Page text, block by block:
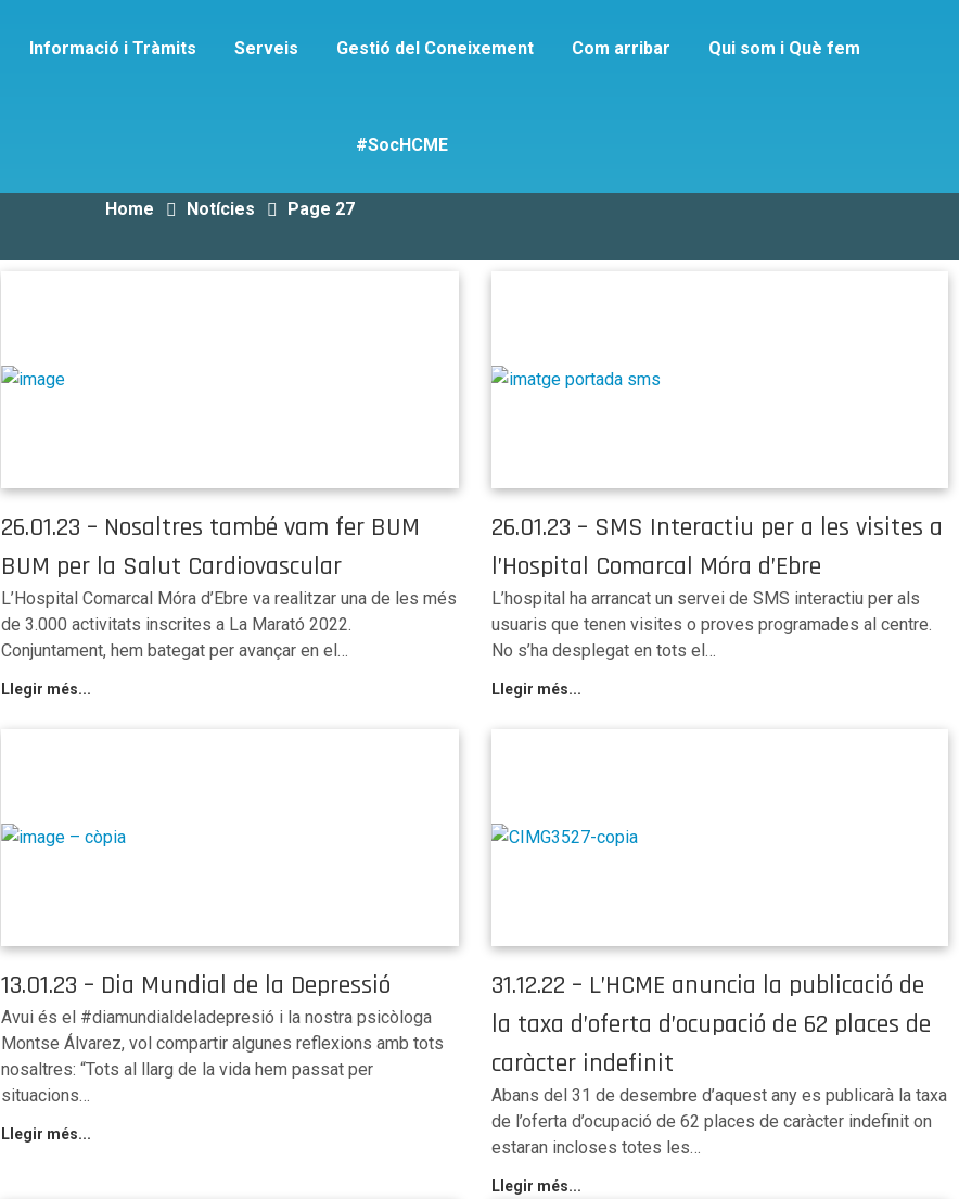
Informació i Tràmits Serveis Gestió del Coneixement Com arribar Qui som i Què fem
#SocHCME
Home Notícies Page 27
26.01.23 – Nosaltres també vam fer BUM
BUM per la Salut Cardiovascular
L’Hospital Comarcal Móra d’Ebre va realitzar una de les més
de 3.000 activitats inscrites a La Marató 2022.
Conjuntament, hem bategat per avançar en el…
Llegir més...
26.01.23 – SMS Interactiu per a les visites a
l’Hospital Comarcal Móra d’Ebre
L’hospital ha arrancat un servei de SMS interactiu per als
usuaris que tenen visites o proves programades al centre.
No s’ha desplegat en tots el…
Llegir més...
13.01.23 – Dia Mundial de la Depressió
Avui és el #diamundialdeladepresió i la nostra psicòloga
Montse Álvarez, vol compartir algunes reflexions amb tots
nosaltres: “Tots al llarg de la vida hem passat per
situacions…
Llegir més...
31.12.22 – L’HCME anuncia la publicació de
la taxa d’oferta d’ocupació de 62 places de
caràcter indefinit
Abans del 31 de desembre d’aquest any es publicarà la taxa
de l’oferta d’ocupació de 62 places de caràcter indefinit on
estaran incloses totes les…
Llegir més...